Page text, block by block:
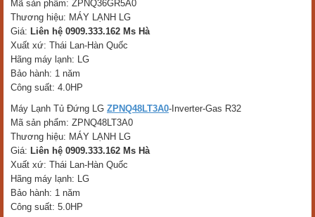
Mã sản phẩm: ZPNQ36GR5A0
Thương hiệu: MÁY LẠNH LG
Giá: Liên hệ 0909.333.162 Ms Hà
Xuất xứ: Thái Lan-Hàn Quốc
Hãng máy lạnh: LG
Bảo hành: 1 năm
Công suất: 4.0HP
Máy Lạnh Tủ Đứng LG ZPNQ48LT3A0-Inverter-Gas R32
Mã sản phẩm: ZPNQ48LT3A0
Thương hiệu: MÁY LẠNH LG
Giá: Liên hệ 0909.333.162 Ms Hà
Xuất xứ: Thái Lan-Hàn Quốc
Hãng máy lạnh: LG
Bảo hành: 1 năm
Công suất: 5.0HP